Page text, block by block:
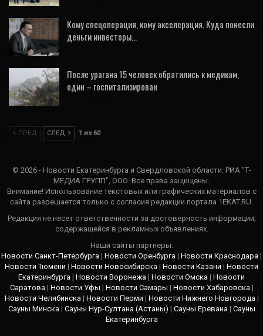
Кому спецоперация, кому акселерация. Куда понесли
деньги инвесторы…
После урагана 15 человек обратились к медикам,
один – госпитализирован
ПРЕД СЛЕД 1 из 60
© 2026 - Новости Екатеринбурга и Свердловской области. РИА "Т-
МЕДИА ГРУПП", ООО. Все права защищены.
Внимание! Использование текстовых или графических материалов с
сайта разрешается только c согласия редакции портала 1EKAT.RU.
Редакция не несет ответственности за достоверность информации,
содержащейся в рекламных объявлениях.
Наши сайты партнеры:
Новости Санкт-Петербурга | Новости Оренбурга | Новости Краснодара |
Новости Тюмени | Новости Новосибирска | Новости Казани | Новости
Екатеринбурга | Новости Воронежа | Новости Омска | Новости
Саратова | Новости Уфы | Новости Самары | Новости Хабаровска |
Новости Челябинска | Новости Перми | Новости Нижнего Новгорода |
Сауны Минска | Сауны Нур-Султана (Астаны) | Сауны Еревана | Сауны
Екатеринбурга